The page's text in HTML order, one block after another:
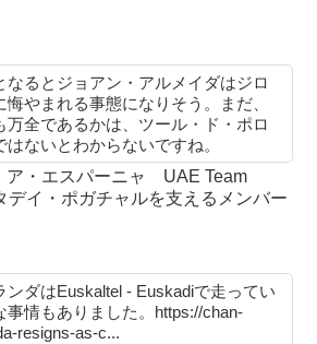
なるとジョアン・アルメイダはジロ
やまれる事態になりそう。まだ、
万全であるかは、ツール・ド・ポロ
ないとわからないですね。
ア・エスパーニャ UAE Team
デイ・ポガチャルを支えるメンバー
ンダはEuskaltel - Euskadiで走ってい
事情もありました。https://chan-
resigns-as-c...